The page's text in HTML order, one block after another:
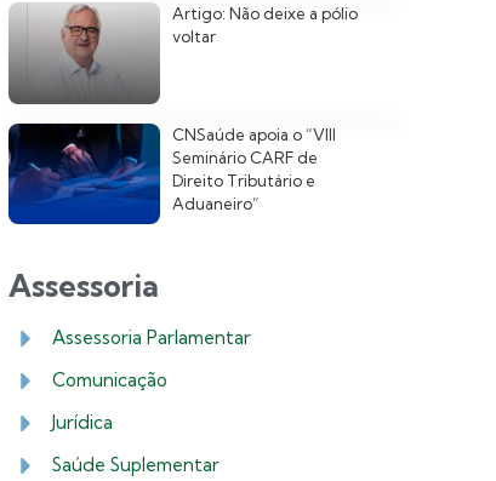
Artigo: Não deixe a pólio
voltar
CNSaúde apoia o “VIII
Seminário CARF de
Direito Tributário e
Aduaneiro”
Assessoria
Assessoria Parlamentar
Comunicação
Jurídica
Saúde Suplementar